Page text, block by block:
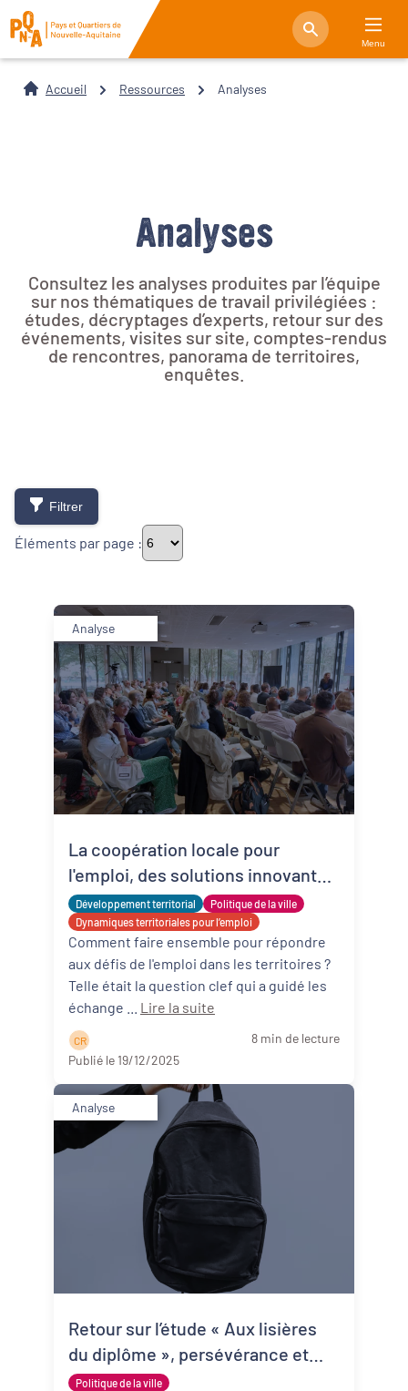
Menu
Accueil Ressources Analyses
Analyses
Consultez les analyses produites par l’équipe
sur nos thématiques de travail privilégiées :
études, décryptages d’experts, retour sur des
événements, visites sur site, comptes-rendus
de rencontres, panorama de territoires,
enquêtes.
Filtrer
Éléments par page :
Thématiques
Démarches alimentaires de territoire
Développement territorial
Inclusion numérique
Politique de la ville
Revitalisation des centres-bourgs et
centres-villes
Dynamiques territoriales pour l’emploi
Transitions
Date de publication
Analyse
Développement territorial
Politique de la ville
Dynamiques territoriales pour l’emploi
La coopération locale pour
l'emploi, des solutions innovantes
existent !
Comment faire ensemble pour répondre
aux défis de l'emploi dans les territoires ?
Telle était la question clef qui a guidé les
Lire la suite
C R
8 min de lecture
Publié le 19/12/2025
Analyse
Politique de la ville
Retour sur l’étude « Aux lisières
du diplôme », persévérance et
décrochage scolaire à Mérignac